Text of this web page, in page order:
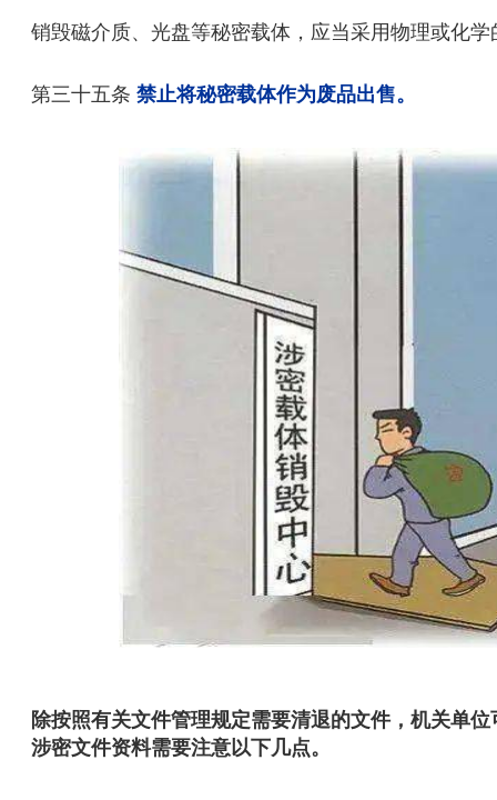
销毁磁介质、光盘等秘密载体，应当采用物理或化
第三十五条 禁止将秘密载体作为废品出售。
除按照有关文件管理规定需要清退的文件，机关单
涉密文件资料需要注意以下几点。